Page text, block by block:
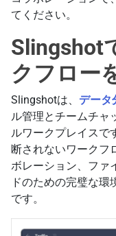
てください。
Slingshot
クフロー
Slingshotは、 データ
ル管理とチームチャ
ルワークプレイスで
断されないワークフ
ボレーション、ファ
ドのための完璧な
です。